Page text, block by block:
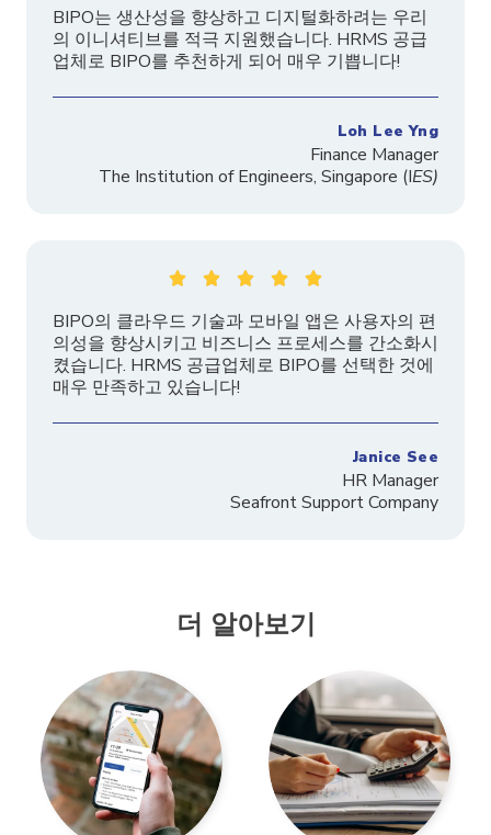
BIPO는 생산성을 향상하고 디지털화하려는 우리
의 이니셔티브를 적극 지원했습니다. HRMS 공급
업체로 BIPO를 추천하게 되어 매우 기쁩니다!
Loh Lee Yng
Finance Manager
The Institution of Engineers, Singapore (IES)
    
BIPO의 클라우드 기술과 모바일 앱은 사용자의 편
의성을 향상시키고 비즈니스 프로세스를 간소화시
켰습니다. HRMS 공급업체로 BIPO를 선택한 것에
매우 만족하고 있습니다!
Janice See
HR Manager
Seafront Support Company
더 알아보기